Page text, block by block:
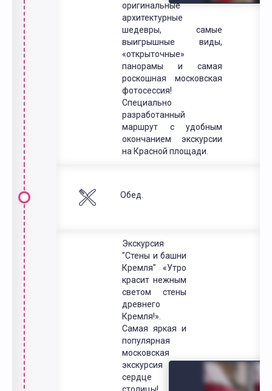
оригинальные
архитектурные
шедевры, самые
выигрышные виды,
«открыточные»
панорамы и самая
роскошная московская
фотосессия!
Специально
разработанный
маршрут с удобным
окончанием экскурсии
на Красной площади.
Обед.
Экскурсия
"Стены и башни
Кремля" «Утро
красит нежным
светом стены
древнего
Кремля!».
Самая яркая и
популярная
московская
экскурсия в
сердце